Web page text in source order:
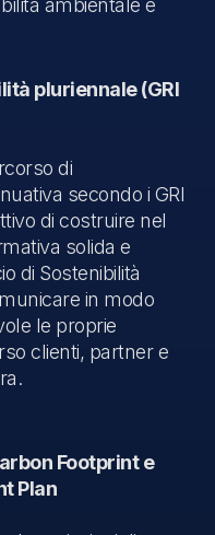
ambientale e
pluriennale (GRI
di
secondo i GRI
di costruire nel
solida e
di Sostenibilità
in modo
le proprie
clienti, partner e
Footprint e
Plan